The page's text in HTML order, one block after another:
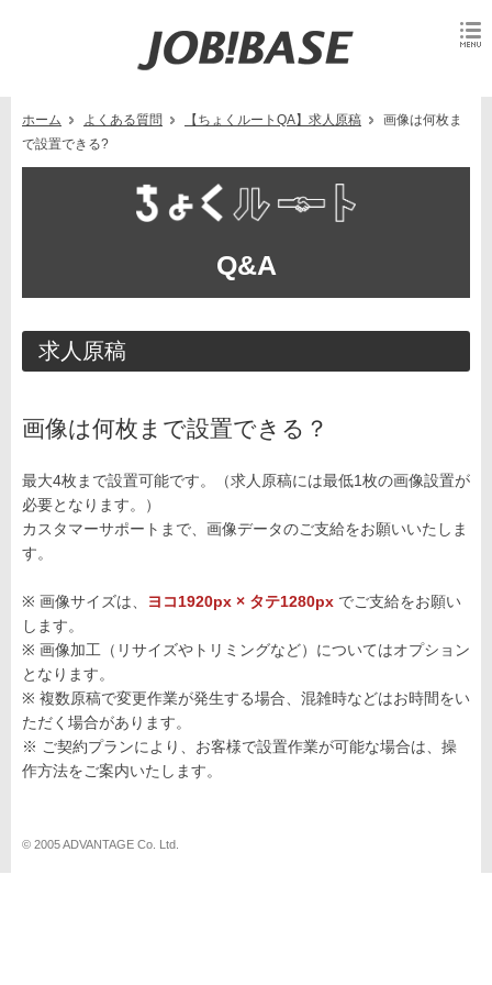
ホーム よくある質問 【ちょくルートQA】求人原稿
画像は何枚ま
で設置できる?
Q&A
求人原稿
画像は何枚まで設置できる？
最大4枚まで設置可能です。（求人原稿には最低1枚の画像設置が
必要となります。）
カスタマーサポートまで、画像データのご支給をお願いいたしま
す。
※ 画像サイズは、 ヨコ1920px × タテ1280px でご支給をお願い
します。
※ 画像加工（リサイズやトリミングなど）についてはオプション
となります。
※ 複数原稿で変更作業が発生する場合、混雑時などはお時間をい
ただく場合があります。
※ ご契約プランにより、お客様で設置作業が可能な場合は、操
作方法をご案内いたします。
© 2005 ADVANTAGE Co. Ltd.